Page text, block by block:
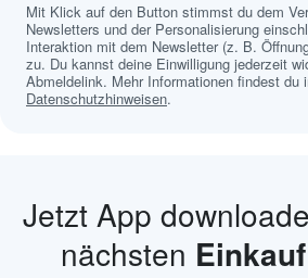
Mit Klick auf den Button stimmst du dem
Newsletters und der Personalisierung
Interaktion mit dem Newsletter (z. B.
zu. Du kannst deine Einwilligung jederzeit
Abmeldelink. Mehr Informationen findest du
Datenschutzhinweisen.
Jetzt App
nächsten